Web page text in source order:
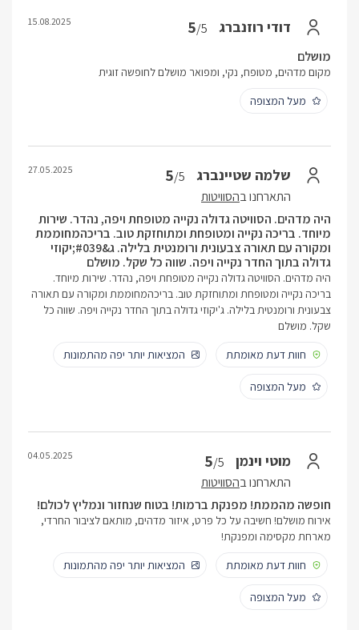
דודי רוזנברג 5/5
15.08.2025
מושלם
מקום מדהים, מטופח, נקי, ומפואר מושלם לחופשה זוגית
מעל המצופה
שלמה שטיינברג 5/5
התארחנו בהסוויטות
27.05.2025
היה מדהים. הסוויטה גדולה נקייה מטופחת ויפה, נהדר. שירות
מיוחד. בריכה נקייה ומטופחת ומתוחזקת טוב. בריכהמחוממת
ומקורה עם תאורה צבעונית ורומנטית בלילה. ג&#039;יקוזי
גדולה בתוך החדר נקייה ויפה. שווה כל שקל. מושלם
היה מדהים. הסוויטה גדולה נקייה מטופחת ויפה, נהדר. שירות מיוחד.
בריכה נקייה ומטופחת ומתוחזקת טוב. בריכהמחוממת ומקורה עם תאורה
צבעונית ורומנטית בלילה. ג'יקוזי גדולה בתוך החדר נקייה ויפה. שווה כל
שקל. מושלם
חוות דעת מאומתת
המציאות יותר יפה מהתמונות
מעל המצופה
מוטי וינמן 5/5
התארחנו בהסוויטות
04.05.2025
חופשה מהממת! מפנקת ברמות! בטוח שנחזור ונמליץ לכולם!
אירוח מושלם! חשיבה על כל פרט, איזור מדהים, מותאם לציבור החרדי,
מארחת מקסימה ומפנקת!
חוות דעת מאומתת
המציאות יותר יפה מהתמונות
מעל המצופה